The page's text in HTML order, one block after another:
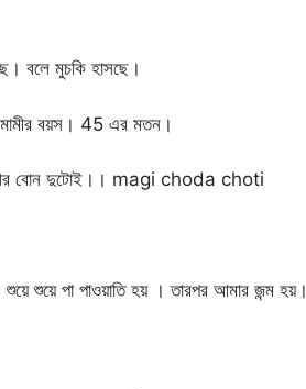
বলে মুচকি হাসছে।
বয়স। 45 এর মতন।
আর বোন দুটোই।। magi choda choti
শুয়ে পা পাওয়াতি হয় । তারপর আমার জন্ম হয়।